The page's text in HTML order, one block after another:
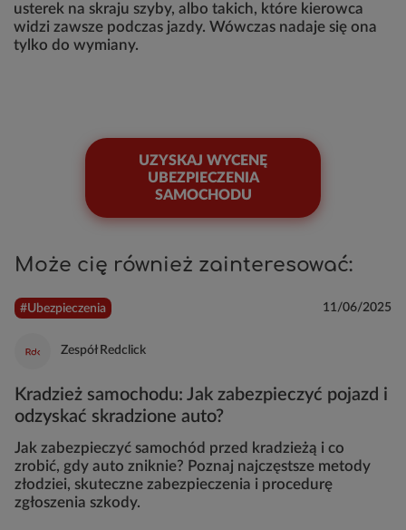
usterek na skraju szyby, albo takich, które kierowca
widzi zawsze podczas jazdy. Wówczas nadaje się ona
tylko do wymiany.
UZYSKAJ WYCENĘ
UBEZPIECZENIA
SAMOCHODU
Może cię również zainteresować:
#Ubezpieczenia 11/06/2025
Zespół Redclick
Kradzież samochodu: Jak zabezpieczyć pojazd i
odzyskać skradzione auto?
Jak zabezpieczyć samochód przed kradzieżą i co
zrobić, gdy auto zniknie? Poznaj najczęstsze metody
złodziei, skuteczne zabezpieczenia i procedurę
zgłoszenia szkody.